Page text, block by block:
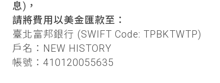
息)，
請將費用以美金匯款至：
臺北富邦銀行 (SWIFT Code: TPBKTWTP)
戶名：NEW HISTORY
帳號：410120055635